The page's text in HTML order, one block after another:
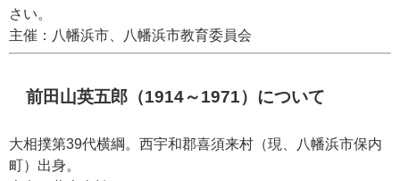
さい。
主催：
八幡浜市、八幡浜市教育委員会
前田山英五郎（1914～1971）について
大相撲第39代横綱。西宇和郡喜須来村（現、八幡浜市保内
町）出身。